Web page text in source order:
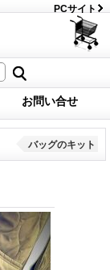
PCサイト
お問い合せ
バッグのキット